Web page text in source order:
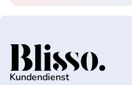
Startseite
Kundendienst